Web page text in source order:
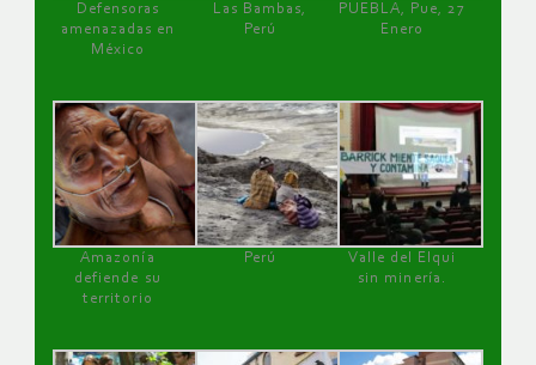
Defensoras
amenazadas en
México
Las Bambas,
Perú
PUEBLA, Pue, 27
Enero
Amazonía
defiende su
territorio
Perú
Valle del Elqui
sin minería.